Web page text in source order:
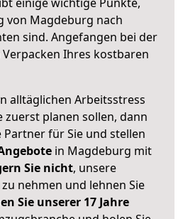
von Magdeburg nach
sind. Angefangen bei der
Ihres kostbaren
alltäglichen Arbeitsstress
zuerst planen sollen, dann
für Sie und stellen
in Magdeburg mit
Sie nicht, unsere
nehmen und lehnen Sie
Sie unserer 17 Jahre